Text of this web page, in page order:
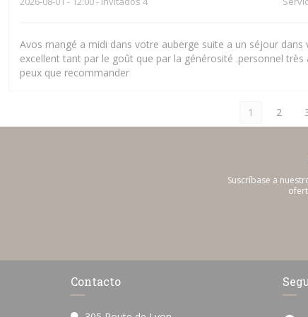
Avos mangé a midi dans votre auberge suite a un séjour
excellent tant par le goût que par la générosité .personnel
peux que recommander
1 2
Suscríbase a
Contacto